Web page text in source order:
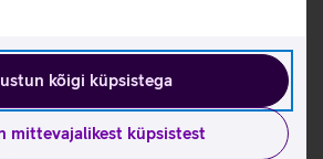
kõigi küpsistega
mittevajalikest küpsistest